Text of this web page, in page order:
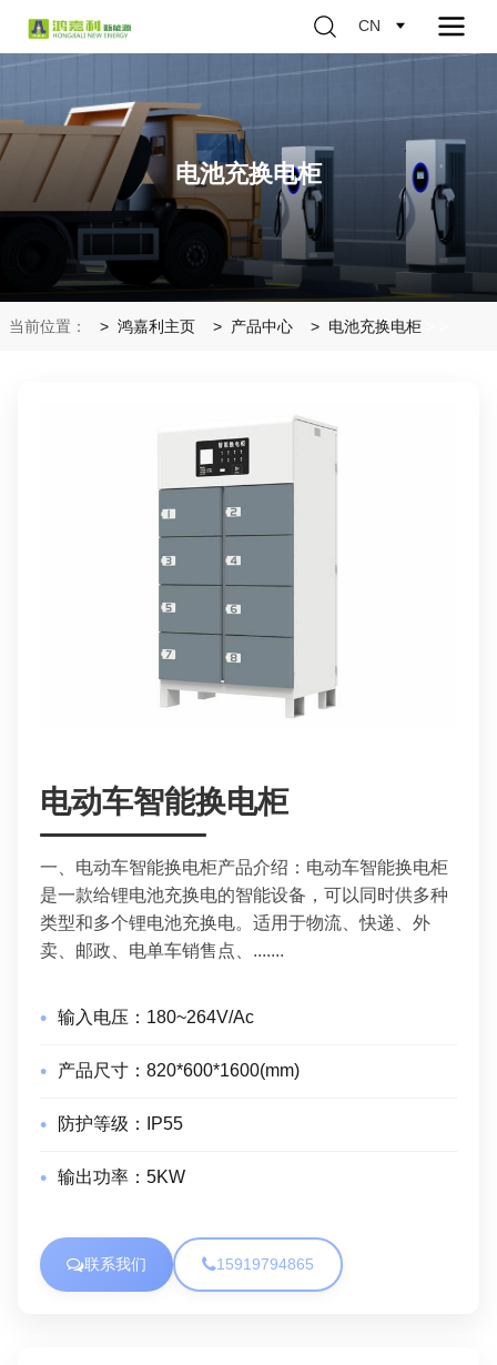
CN
电池充换电柜
当前位置： 鸿嘉利主页 产品中心 电池充换电柜
电动车智能换电柜
一、电动车智能换电柜产品介绍：电动车智能换电柜
是一款给锂电池充换电的智能设备，可以同时供多种
类型和多个锂电池充换电。适用于物流、快递、外
卖、邮政、电单车销售点、.......
输入电压： 180~264V/Ac
产品尺寸： 820*600*1600(mm)
防护等级： IP55
输出功率： 5KW
联系我们 15919794865